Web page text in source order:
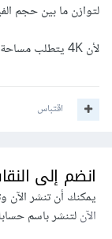
لتوازن ما بين حجم
لأن 4K يتطلب مساحة كبيرة وقوة معالجة أقوى أيضا.
اقتباس
انضم إلى
يمكنك أن تنشر الآن
الآنلتنشر باسم